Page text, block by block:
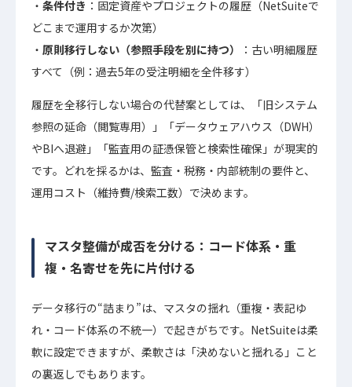
条件付き ：固定資産やプロジェクトの履歴（NetSuiteで
どこまで運用するか次第）
原則移行しない（参照手段を別に持つ）
：古い明細履歴
すべて（例：過去5年の受注明細を全件移す）
履歴を全移行しない場合の代替案としては、「旧システム
参照の延命（閲覧専用）」「データウェアハウス（DWH）
やBIへ退避」「監査用の証憑保管と検索性確保」が現実的
です。どれを採るかは、監査・税務・内部統制の要件と、
運用コスト（維持費/検索工数）で決めます。
マスタ整備が成否を分ける：コード体系・重
複・名寄せを先に片付ける
データ移行の“詰まり”は、マスタの揺れ（重複・表記ゆ
れ・コード体系の不統一）で起きがちです。NetSuiteは柔
軟に設定できますが、柔軟さは「決めないと揺れる」こと
の裏返しでもあります。